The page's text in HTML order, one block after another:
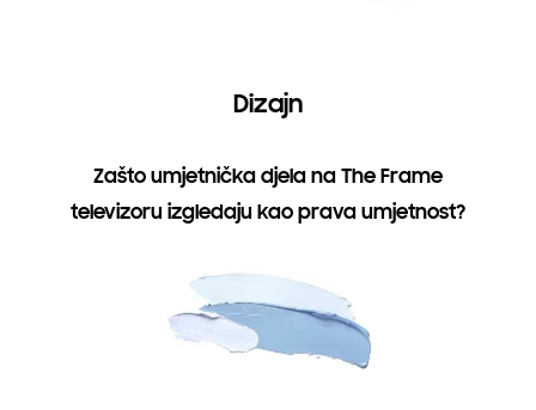
Dizajn
Zašto umjetnička djela na The Frame
televizoru izgledaju kao prava umjetnost?